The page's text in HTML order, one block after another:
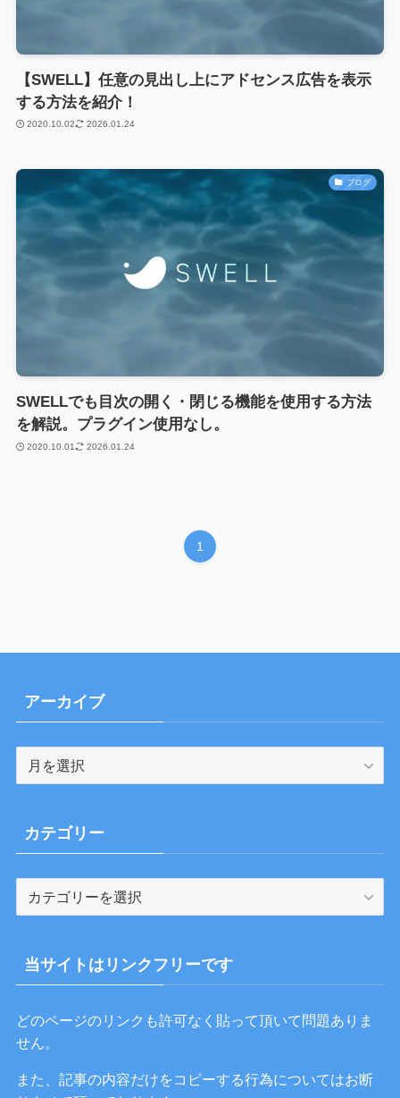
【SWELL】任意の見出し上にアドセンス広告を表示
する方法を紹介！
2020.10.02 2026.01.24
ブログ
SWELLでも目次の開く・閉じる機能を使用する方法
を解説。プラグイン使用なし。
2020.10.01 2026.01.24
1
アーカイブ
ブ
カテゴリー
リ
当サイトはリンクフリーです
どのページのリンクも許可なく貼って頂いて問題ありま
せん。
また、記事の内容だけをコピーする行為についてはお断